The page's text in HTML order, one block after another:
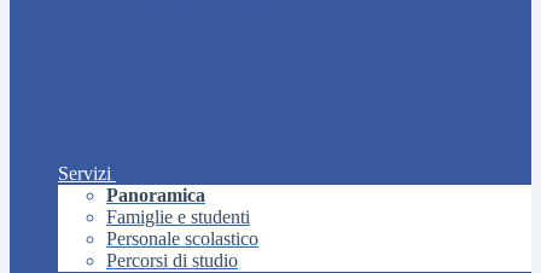
Servizi
Panoramica
Famiglie e studenti
Personale scolastico
Percorsi di studio